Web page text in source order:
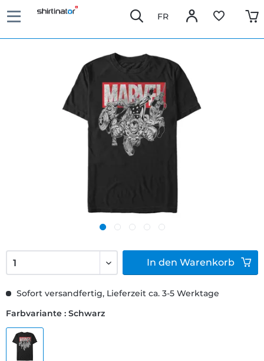
FR
Sofort versandfertig, Lieferzeit ca. 3-5 Werktage
Farbvariante : Schwarz
In den Warenkorb